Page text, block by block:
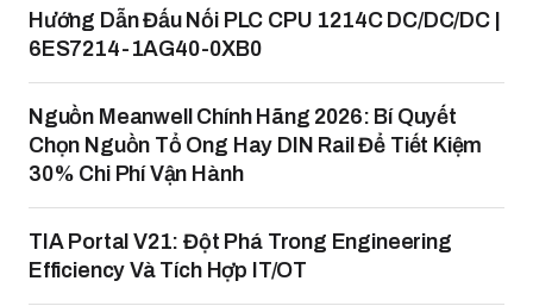
Hướng Dẫn Đấu Nối PLC CPU 1214C DC/DC/DC |
6ES7214-1AG40-0XB0
Nguồn Meanwell Chính Hãng 2026: Bí Quyết
Chọn Nguồn Tổ Ong Hay DIN Rail Để Tiết Kiệm
30% Chi Phí Vận Hành
TIA Portal V21: Đột Phá Trong Engineering
Efficiency Và Tích Hợp IT/OT